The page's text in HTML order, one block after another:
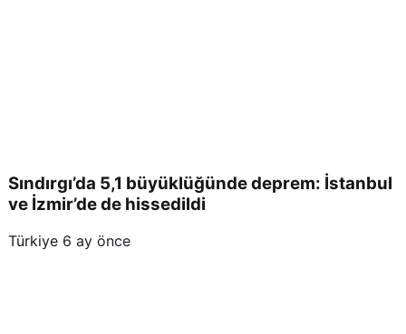
Sındırgı’da 5,1 büyüklüğünde deprem: İstanbul
ve İzmir’de de hissedildi
Türkiye 6 ay önce